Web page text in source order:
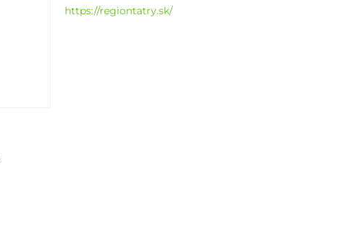
https://regiontatry.sk/